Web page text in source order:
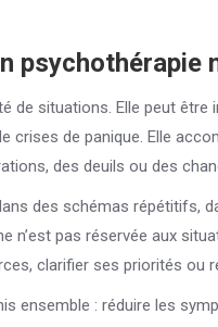
psychothérapie
de situations. Elle peut être
crises de panique. Elle
des deuils ou des
des schémas répétitifs,
pas réservée aux
clarifier ses priorités ou
ensemble : réduire les